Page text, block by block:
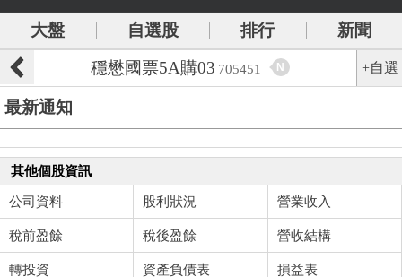
大盤 自選股 排行
新聞
穩懋國票5A購03 705451 N +自選
最新通知
其他個股資訊
公司資料 股利狀況 營業收入
稅前盈餘 稅後盈餘 營收結構
轉投資 資產負債表 損益表